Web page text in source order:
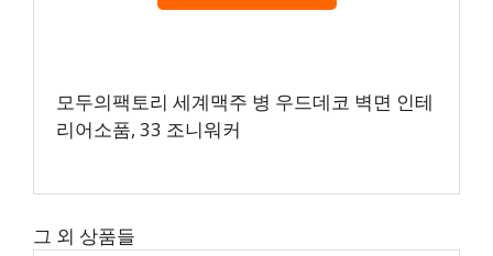
모두의팩토리 세계맥주 병 우드데코 벽면 인테
리어소품, 33 조니워커
그 외 상품들